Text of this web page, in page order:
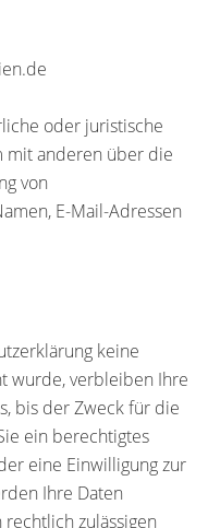
oder juristische
mit anderen über die
von
E-Mail-Adressen
keine
wurde, verbleiben Ihre
bis der Zweck für die
ein berechtigtes
eine Einwilligung zur
Ihre Daten
zulässigen